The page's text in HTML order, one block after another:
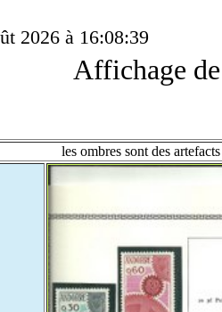
2026 à 16:08:39
Affichage
les ombres sont des